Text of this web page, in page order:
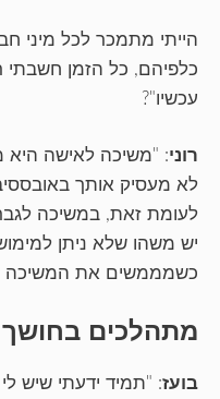
הייתי מתמכר לכל מיני
כלפיהם, כל הזמן חשבתי
עכשיו"?
רוני: "משיכה לאישה היא
לא מעסיק אותך
לעומת זאת, במשיכה
יש משהו שלא ניתן
כשמממשים את המשיכה
מתהלכים בחושך
בועז: "תמיד ידעתי שיש